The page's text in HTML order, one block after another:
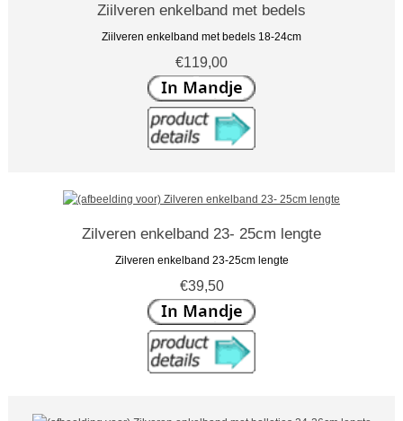
Ziilveren enkelband met bedels
Ziilveren enkelband met bedels 18-24cm
€119,00
Zilveren enkelband 23- 25cm lengte
Zilveren enkelband 23-25cm lengte
€39,50